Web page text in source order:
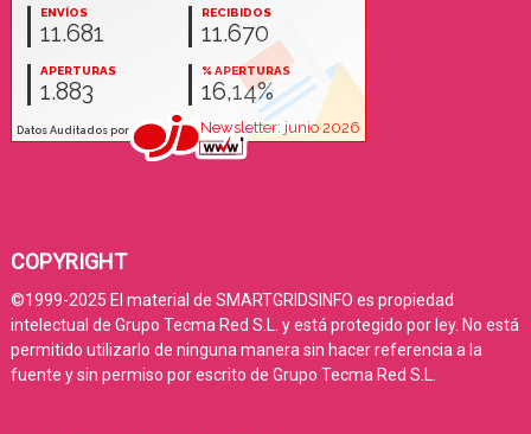
COPYRIGHT
©1999-2025 El material de SMARTGRIDSINFO es propiedad
intelectual de Grupo Tecma Red S.L. y está protegido por ley. No está
permitido utilizarlo de ninguna manera sin hacer referencia a la
fuente y sin permiso por escrito de Grupo Tecma Red S.L.